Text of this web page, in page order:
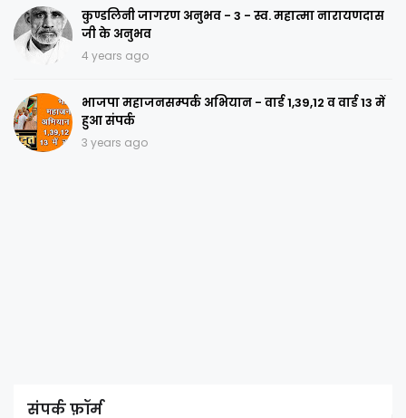
कुण्डलिनी जागरण अनुभव - 3 - स्व. महात्मा नारायणदास
जी के अनुभव
4 years ago
भाजपा महाजनसम्पर्क अभियान - वार्ड 1,39,12 व वार्ड 13 में
हुआ संपर्क
3 years ago
संपर्क फ़ॉर्म